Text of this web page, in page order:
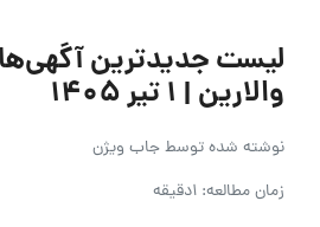
لیست جدیدترین
والارین | ۱ تیر ۱۴۰۵
نوشته شده توسطجاب ویژن
زمان مطالعه: 1دقیقه